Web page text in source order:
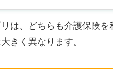
は、どちらも介護保険
きく異なります。